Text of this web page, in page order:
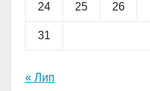
24 25 26
31
« Лип